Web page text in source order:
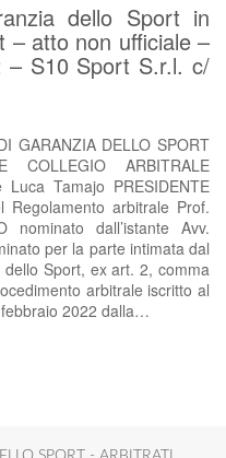
dello Sport in
– atto non ufficiale –
– S10 Sport S.r.l. c/
GARANZIA DELLO SPORT
COLLEGIO ARBITRALE
Tamajo PRESIDENTE
arbitrale Prof.
nominato dall’istante Avv.
per la parte intimata dal
Sport, ex art. 2, comma
arbitrale iscritto al
2022 dalla…